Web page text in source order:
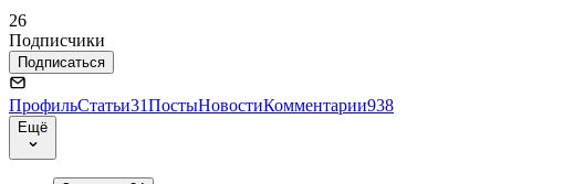
26
Подписчики
Подписаться
ПрофильСтатьи31ПостыНовостиКомментарии938
Ещё